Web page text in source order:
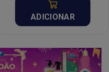
ADICIONAR